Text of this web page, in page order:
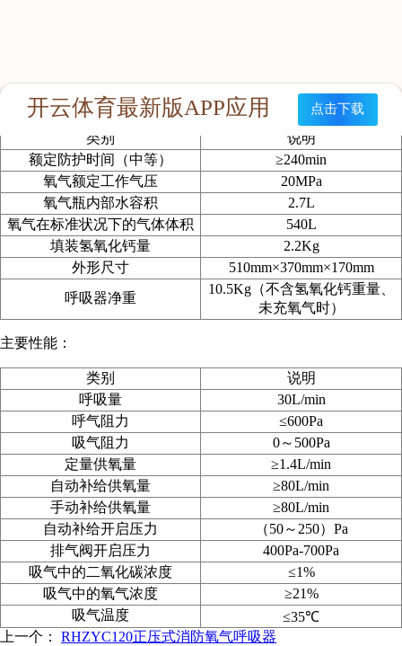
主要技术参数：
类别
说明
额定防护时间（中等）
≥240min
氧气额定工作气压
20MPa
氧气瓶内部水容积
2.7L
氧气在标准状况下的气体体积
540L
填装氢氧化钙量
2.2Kg
外形尺寸
510mm×370mm×170mm
呼吸器净重
10.5Kg（不含氢氧化钙重量、
未充氧气时）
主要性能：
类别
说明
呼吸量
30L/min
呼气阻力
≤600Pa
吸气阻力
0～500Pa
定量供氧量
≥1.4L/min
自动补给供氧量
≥80L/min
手动补给供氧量
≥80L/min
自动补给开启压力
（50～250）Pa
排气阀开启压力
400Pa-700Pa
吸气中的二氧化碳浓度
≤1%
吸气中的氧气浓度
≥21%
吸气温度
≤35℃
上一个： RHZYC120正压式消防氧气呼吸器